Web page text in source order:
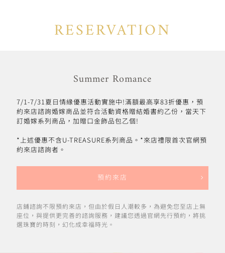
RESERVATION
Summer Romance
7/1-7/31夏日情緣優惠活動實施中!滿額最高享83折優惠，預
約來店諮詢婚嫁商品並符合活動資格贈結婚書約乙份，當天下
訂婚嫁系列商品，加贈口金飾品包乙個!
*上述優惠不含U-TREASURE系列商品。*來店禮限首次官網預
約來店諮詢者。
預約來店
店鋪諮詢不限預約來店，但由於假日人潮較多，為避免您至店上無
座位，與提供更完善的諮詢服務，建議您透過官網先行預約，將挑
選珠寶的時刻，幻化成幸福時光。